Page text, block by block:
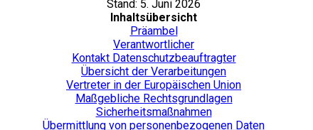
Stand: 5. Juni 2026
Inhaltsübersicht
Präambel
Verantwortlicher
Kontakt Datenschutzbeauftragter
Übersicht der Verarbeitungen
Vertreter in der Europäischen Union
Maßgebliche Rechtsgrundlagen
Sicherheitsmaßnahmen
Übermittlung von personenbezogenen Daten